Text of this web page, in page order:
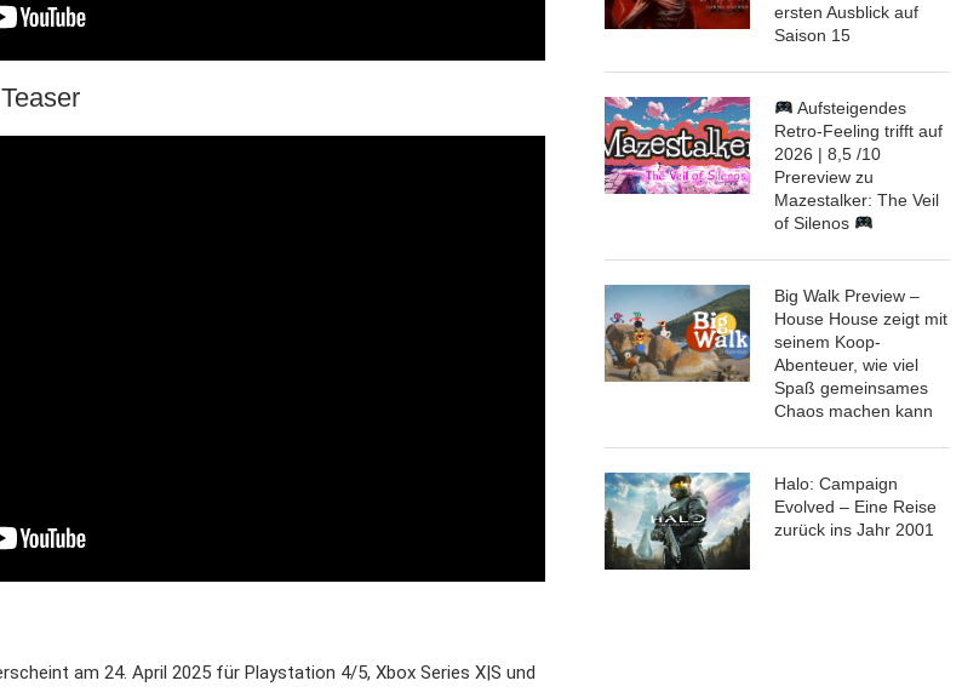
am 24. April 2025 für Playstation 4/5, Xbox Series X|S und
ersten Ausblick auf
Saison 15
Aufsteigendes
Retro-Feeling trifft auf
2026 | 8,5 /10
Prereview zu
Mazestalker: The Veil
of Silenos
Big Walk Preview –
House House zeigt mit
seinem Koop-
Abenteuer, wie viel
Spaß gemeinsames
Chaos machen kann
Halo: Campaign
Evolved – Eine Reise
zurück ins Jahr 2001